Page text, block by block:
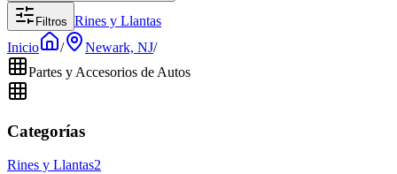
Filtros Rines y Llantas
Inicio
/ Newark, NJ/
Partes y Accesorios de Autos
Categorías
Rines y Llantas2